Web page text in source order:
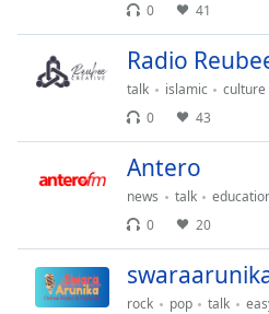
Font
Family
Done
Modal
dialog
window.
0
41
Radio
talk islamic culture
0
43
Antero
news talk
0
20
rock pop talk